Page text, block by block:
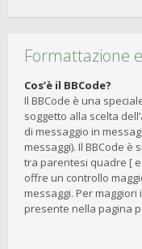
Formattazione
Cos’è il BBCode?
Il BBCode è una
soggetto alla scelta
di messaggio in
messaggi). Il BBCode è
tra parentesi quadre [
offre un controllo
messaggi. Per
presente nella pagina